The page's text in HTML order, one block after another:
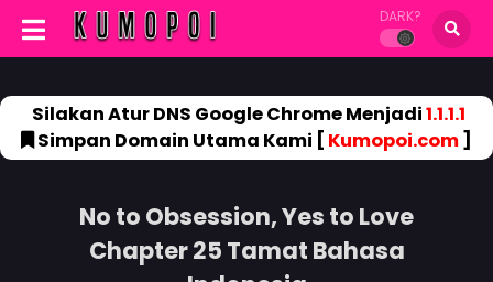
DARK?
Silakan Atur DNS Google Chrome Menjadi1.1.1.1
Simpan Domain Utama Kami [ Kumopoi.com]
No to Obsession, Yes to Love
Chapter 25 Tamat Bahasa